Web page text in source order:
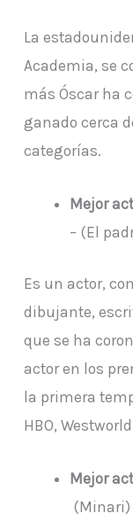
La
Academia, se
más Óscar ha
ganado cerca
categorías.
Mejor
– (El
Es un actor,
dibujante,
que se ha
actor en los
la primera
HBO,
Mejor
(Minari)